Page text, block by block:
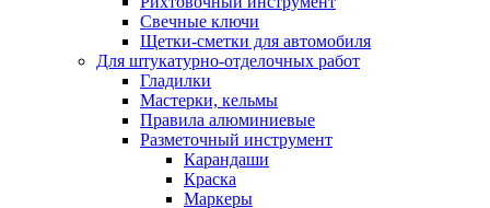
Свечные ключи
Щетки-сметки для автомобиля
Для штукатурно-отделочных работ
Гладилки
Мастерки, кельмы
Правила алюминиевые
Разметочный инструмент
Карандаши
Краска
Маркеры